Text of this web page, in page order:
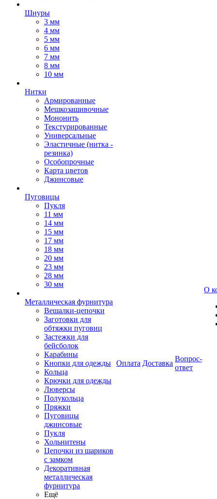
Шнуры
3 мм
4 мм
5 мм
6 мм
7 мм
8 мм
10 мм
Нитки
Армированные
Мешкозашивочные
Мононить
Текстурированные
Универсальные
Эластичные (нитка -
резинка)
Особопрочные
Карта цветов
Джинсовые
Пуговицы
Пукля
11 мм
14 мм
15 мм
17 мм
18 мм
20 мм
23 мм
28 мм
30 мм
Металлическая фурнитура
Вешалки-цепочки
Заготовки для
обтяжки пуговиц
Застежки для
бейсболок
Карабины
Кнопки для одежды
Кольца
Крючки для одежды
Люверсы
Полукольца
Пряжки
Пуговицы
джинсовые
Пукля
Хольнитены
Цепочки из шариков
с замком
Декоративная
металлическая
фурнитура
Ещё
Оплата Доставка
Вопрос-
ответ
О